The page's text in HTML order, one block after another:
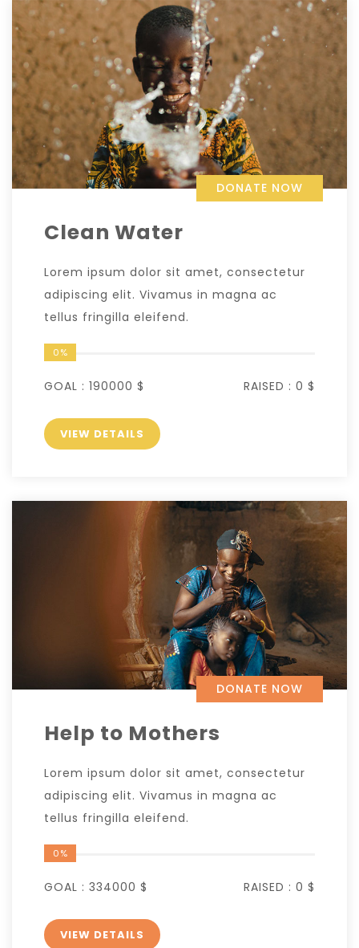
DONATE NOW
Clean Water
Lorem ipsum dolor sit amet, consectetur
adipiscing elit. Vivamus in magna ac
tellus fringilla eleifend.
0%
GOAL : 190000 $ RAISED : 0 $
VIEW DETAILS
DONATE NOW
Help to Mothers
Lorem ipsum dolor sit amet, consectetur
adipiscing elit. Vivamus in magna ac
tellus fringilla eleifend.
0%
GOAL : 334000 $ RAISED : 0 $
VIEW DETAILS